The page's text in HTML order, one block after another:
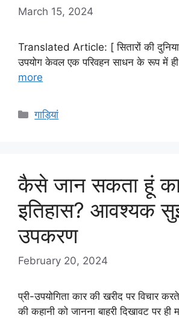
March 15, 2024
Translated Article: [ सितारों की दुनिया
उपयोग केवल एक परिवहन साधन के रूप में
more
Categories
गाड़ियां
कैसे जान सकता हूं
इतिहास? आवश्यक
उपकरण
February 20, 2024
प्री-उपयोगिता कार की खरीद पर विचार
की कहानी को जानना बाहरी दिखावट पर ही